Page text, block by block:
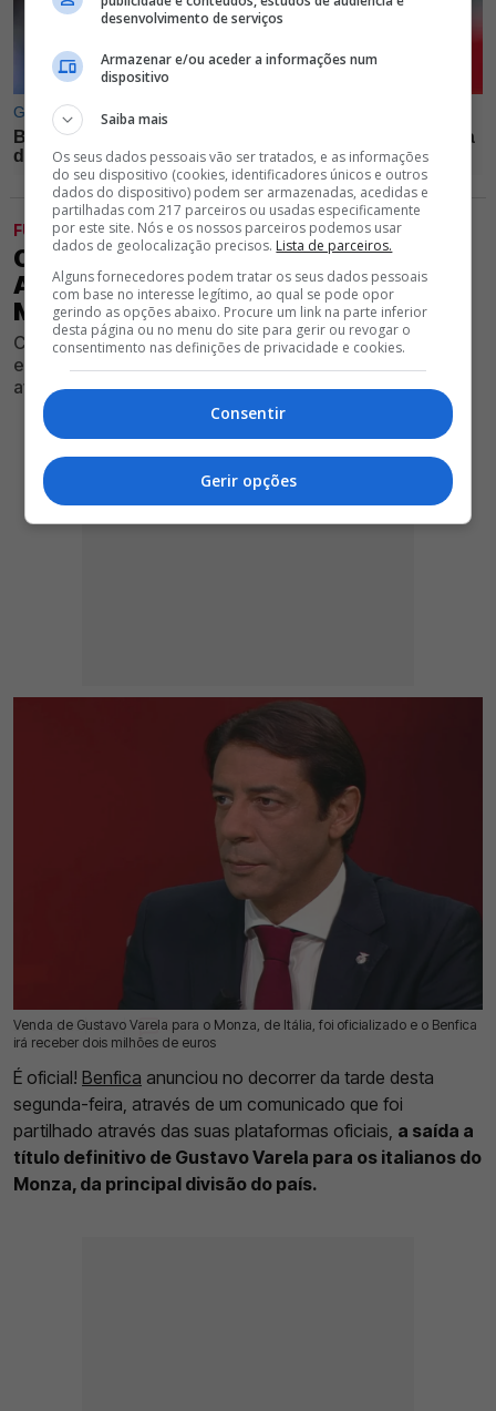
FUTEBOL
OFICIAL! BENFICA DESPACHA
AVANÇADO PARA ITÁLIA POR 2
MILHÕES DE EUROS
Clube presidido por Rui Costa fechou venda de
excedentário e ponta de lança terá a sua primeira
aventura no futebol transalpino
Venda de Gustavo Varela para o Monza, de Itália, foi oficializado e o Benfica
irá receber dois milhões de euros
27 Jul 2026 | 17:30 | 0
É oficial! Benfica anunciou no decorrer da tarde desta
segunda-feira, através de um comunicado que foi
partilhado através das suas plataformas oficiais, a saída a
título definitivo de Gustavo Varela para os italianos do
Monza, da principal divisão do país.
desenvolvimento de serviços
Armazenar e/ou aceder a informações num
dispositivo
Saiba mais
Os seus dados pessoais vão ser tratados, e as informações
do seu dispositivo (cookies, identificadores únicos e outros
dados do dispositivo) podem ser armazenadas, acedidas e
partilhadas com 217 parceiros ou usadas especificamente
por este site. Nós e os nossos parceiros podemos usar
dados de geolocalização precisos. Lista de parceiros.
Alguns fornecedores podem tratar os seus dados pessoais
com base no interesse legítimo, ao qual se pode opor
gerindo as opções abaixo. Procure um link na parte inferior
desta página ou no menu do site para gerir ou revogar o
consentimento nas definições de privacidade e cookies.
Consentir
Gerir opções